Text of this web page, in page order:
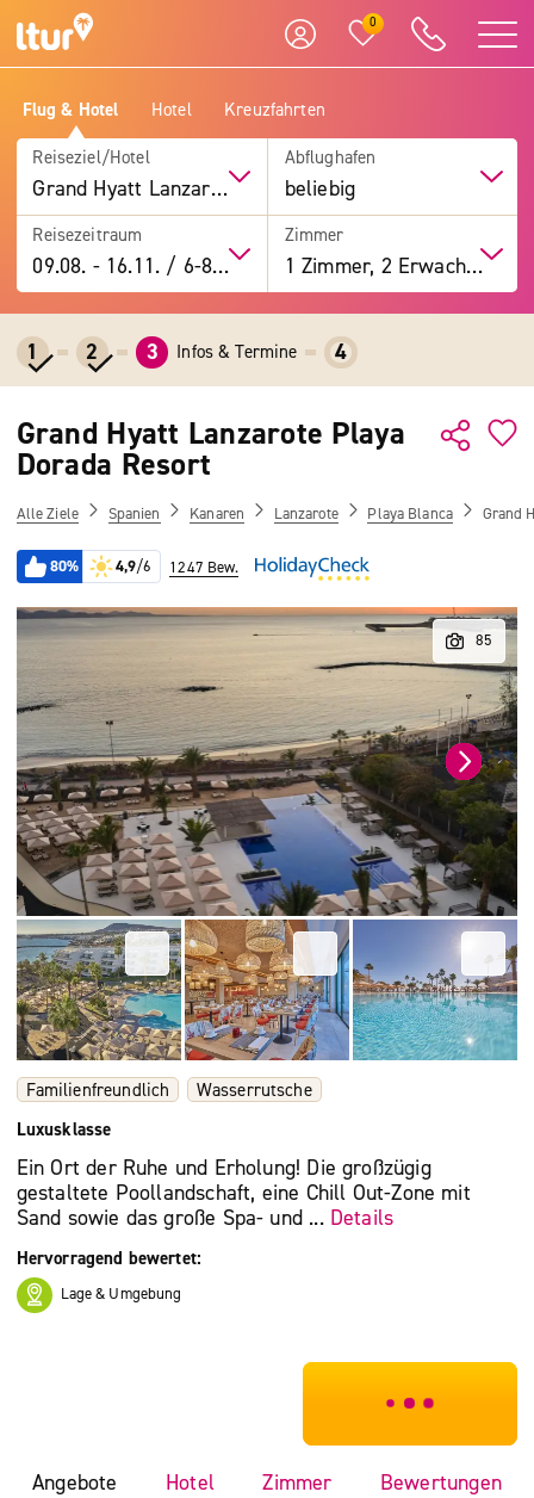
0
Flug & Hotel Hotel Kreuzfahrten
Reiseziel/Hotel
Grand Hyatt Lanzarote Playa Dorada Resort
Abflughafen
beliebig
Reisezeitraum
09.08. -16.11. / 6-8 Tage
Zimmer
1 Zimmer, 2 Erwachsene
1 2 3 Infos & Termine 4
Grand Hyatt Lanzarote Playa
Dorada Resort
Alle Ziele Spanien Kanaren Lanzarote Playa Blanca Grand
80% 4,9/6 1247 Bew.
Familienfreundlich
Wasserrutsche
Luxusklasse
Ein Ort der Ruhe und Erholung! Die großzügig
gestaltete Poollandschaft, eine Chill Out-Zone mit
Sand sowie das große Spa- und ... Details
Hervorragend bewertet:
Lage & Umgebung
***************
Angebote Hotel Zimmer Bewertungen